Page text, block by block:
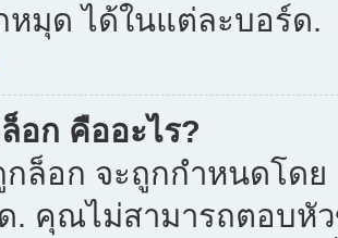
หมุด ได้ในแต่ละบอร์ด.
อก คืออะไร?
ล็อก จะถูกกำหนดโดย
. คุณไม่สามารถตอบหั